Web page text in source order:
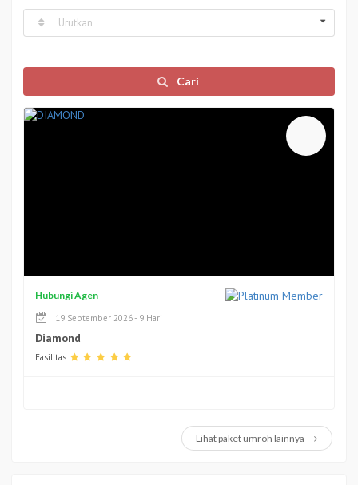
Urutkan
Cari
Hubungi Agen
19 September 2026 - 9 Hari
Diamond
Fasilitas
Lihat paket umroh lainnya